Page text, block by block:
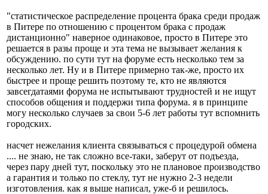
"статистическое распределение процента брака среди продаж
в Питере по отношению с процентом брака с продаж
дистанционно" наверное одинаковое, просто в Питере это
решается в разы проще и эта тема не вызывает желания к
обсуждению. по сути тут на форуме есть несколько тем за
несколько лет. Ну и в Питере примерно так-же, просто их
быстрее и проще решить поэтому те, кто не являются
завсегдатаями форума не испытывают трудностей и не ищут
способов общения и поддержи типа форума. я в принципе
могу несколько случаев за свои 5-6 лет работы тут вспомнить
городских.
насчет нежелания клиента связываться с процедурой обмена
.... не знаю, не так сложно все-таки, заберут от подъезда,
через пару дней тут, поскольку это не плановое производство
а гарантия и только по стеклу, тут не нужно 2-3 недели
изготовления. как я выше написал, уже-б и решилось.